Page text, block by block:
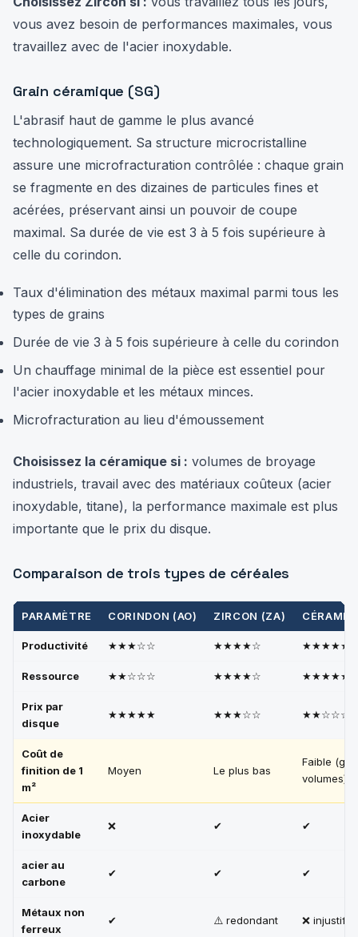
vous avez besoin de performances maximales, vous
travaillez avec de l'acier inoxydable.
Grain céramique (SG)
L'abrasif haut de gamme le plus avancé
technologiquement. Sa structure microcristalline
assure une microfracturation contrôlée : chaque grain
se fragmente en des dizaines de particules fines et
acérées, préservant ainsi un pouvoir de coupe
maximal. Sa durée de vie est 3 à 5 fois supérieure à
celle du corindon.
Taux d'élimination des métaux maximal parmi tous les
types de grains
Durée de vie 3 à 5 fois supérieure à celle du corindon
Un chauffage minimal de la pièce est essentiel pour
l'acier inoxydable et les métaux minces.
Microfracturation au lieu d'émoussement
Choisissez la céramique si : volumes de broyage
industriels, travail avec des matériaux coûteux (acier
inoxydable, titane), la performance maximale est plus
importante que le prix du disque.
Comparaison de trois types de céréales
PARAMÈTRE CORINDON (AO) ZIRCON (ZA)
Productivité ★★★☆☆ ★★★★☆ ★★★★★
Ressource ★★☆☆☆ ★★★★☆ ★★★★★
Prix par
disque
★★★★★ ★★★☆☆ ★★☆☆☆
Coût de
finition de 1
m²
Moyen Le plus bas
Faible
volumes)
Acier
inoxydable
❌ ✔ ✔
acier au
carbone
✔ ✔ ✔
Métaux non
ferreux
✔ ⚠️ redondant ❌ injustifié